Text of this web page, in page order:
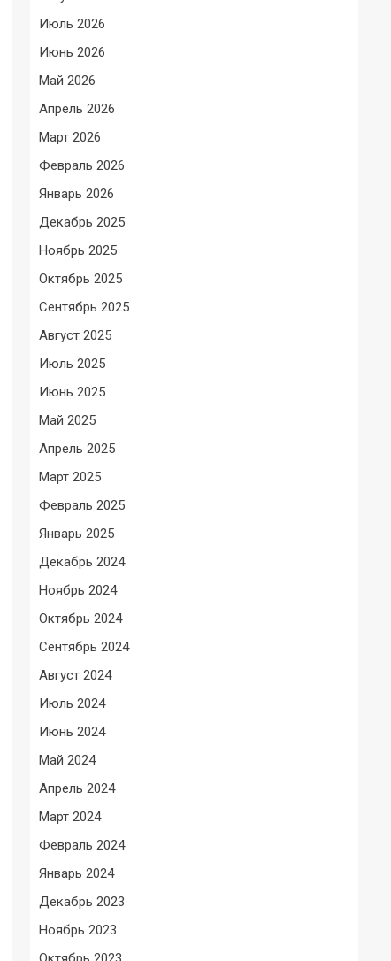
Июль 2026
Июнь 2026
Май 2026
Апрель 2026
Март 2026
Февраль 2026
Январь 2026
Декабрь 2025
Ноябрь 2025
Октябрь 2025
Сентябрь 2025
Август 2025
Июль 2025
Июнь 2025
Май 2025
Апрель 2025
Март 2025
Февраль 2025
Январь 2025
Декабрь 2024
Ноябрь 2024
Октябрь 2024
Сентябрь 2024
Август 2024
Июль 2024
Июнь 2024
Май 2024
Апрель 2024
Март 2024
Февраль 2024
Январь 2024
Декабрь 2023
Ноябрь 2023